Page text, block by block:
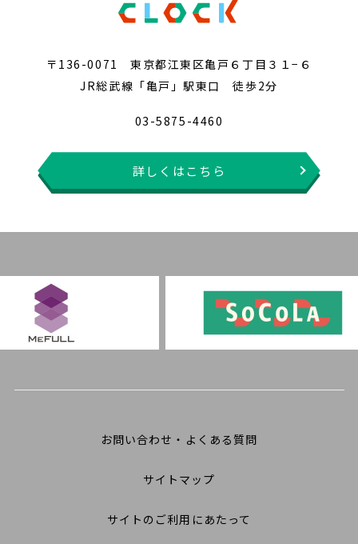
〒136-0071 東京都江東区亀戸６丁目３１−６
JR総武線「亀戸」駅東口 徒歩2分
03-5875-4460
詳しくはこちら
お問い合わせ・よくある質問
サイトマップ
サイトのご利用にあたって